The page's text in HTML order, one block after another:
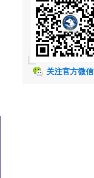
关注官方微信